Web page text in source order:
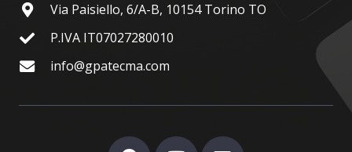
Via Paisiello, 6/A-B, 10154 Torino TO
P.IVA IT07027280010
info@gpatecma.com